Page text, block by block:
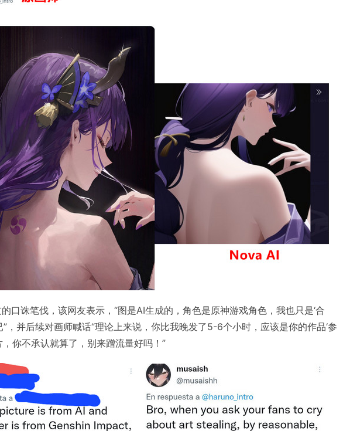
口诛笔伐，该网友表示，“图是AI生成的，角色是原神游戏角色，我也只是‘合
”，并后续对画师喊话“理论上来说，你比我晚发了5-6个小时，应该是你的作品‘参
，你不承认就算了，别来蹭流量好吗！”